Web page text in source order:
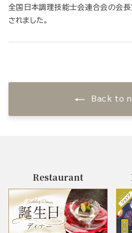
全国日本調理技能士会連合会の会
されました。
Back to
Restaurant